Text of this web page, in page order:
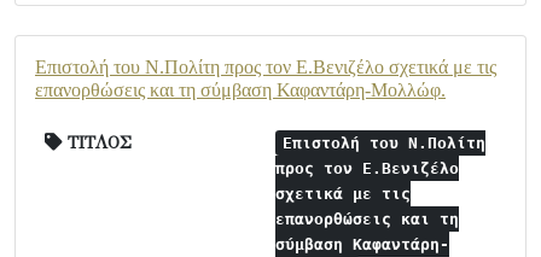
Επιστολή του Ν.Πολίτη προς τον Ε.Βενιζέλο σχετικά με τις
επανορθώσεις και τη σύμβαση Καφαντάρη-Μολλώφ.
ΤΙΤΛΟΣ
Επιστολή του Ν.Πολίτη
προς τον Ε.Βενιζέλο
σχετικά με τις
επανορθώσεις και τη
σύμβαση Καφαντάρη-